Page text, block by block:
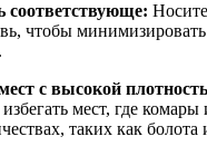
соответствующе:
чтобы
с высокой
мест, где
таких как болота